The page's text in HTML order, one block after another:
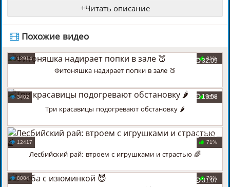
+Читать описание
️ Похожие видео
12914 81%
Фитоняшка надирает попки в зале 🍑
32:09
3402 85%
Три красавицы подогревают обстановку 🌶️
19:58
12417 71%
Лесбийский рай: втроем с игрушками и страстью 🌈
25:30
8884 70%
31:07